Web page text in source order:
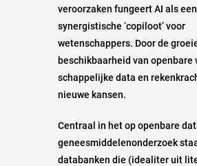
veroorzaken fungeert AI als een
synergistische ‘copiloot’ voor
wetenschappers. Door de
beschikbaarheid van
schappelijke data en
nieuwe kansen.
Centraal in het op openbare
genees­middelen­­onderzoek
databanken die (idealiter uit